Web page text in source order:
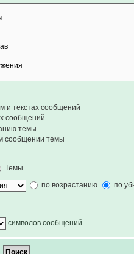
и текстах сообщений
сообщений
темы
сообщении темы
Темы
по возрастанию по
символов сообщений